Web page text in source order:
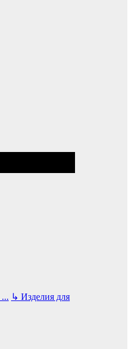
... ↳ Изделия для